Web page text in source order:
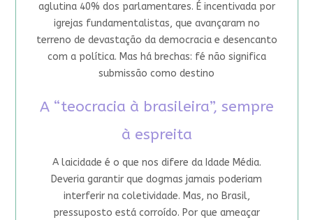
aglutina 40% dos parlamentares. É incentivada por
igrejas fundamentalistas, que avançaram no
terreno de devastação da democracia e desencanto
com a política. Mas há brechas: fé não significa
submissão como destino
A “teocracia à brasileira”, sempre
à espreita
A laicidade é o que nos difere da Idade Média.
Deveria garantir que dogmas jamais poderiam
interferir na coletividade. Mas, no Brasil,
pressuposto está corroído. Por que ameaçar